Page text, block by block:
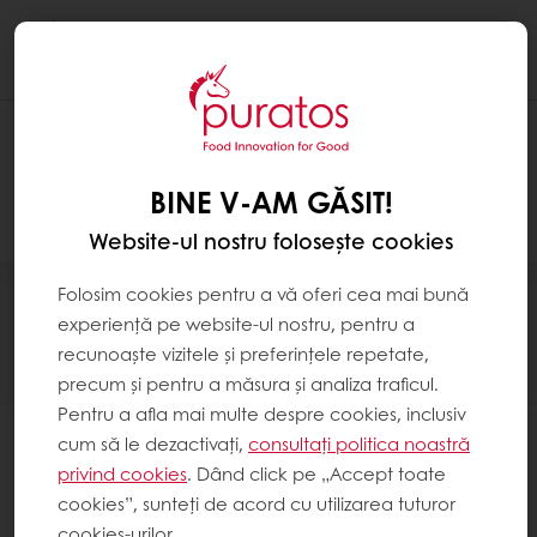
#CREEAZĂARTĂCUCARAT
BINE V-AM GĂSIT!
Website-ul nostru folosește cookies
Folosim cookies pentru a vă oferi cea mai bună
experiență pe website-ul nostru, pentru a
recunoaște vizitele și preferințele repetate,
precum și pentru a măsura și analiza traficul.
Pentru a afla mai multe despre cookies, inclusiv
cum să le dezactivați, consultați politica noastră
privind cookies. Dând click pe „Accept toate
cookies”, sunteți de acord cu utilizarea tuturor